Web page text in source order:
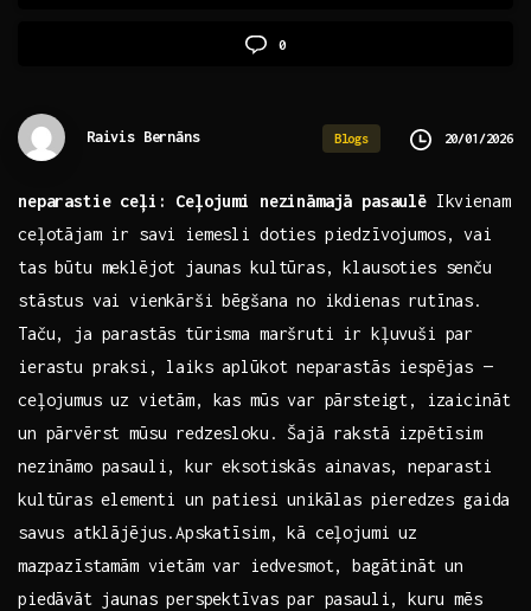
0
Raivis Bernāns Blogs 20/01/2026
neparastie ceļi: Ceļojumi nezināmajā pasaulēIkvienam
ceļotājam ir savi iemesli doties piedzīvojumos, vai
tas būtu meklējot jaunas kultūras, klausoties senču
stāstus‍ vai vienkārši bēgšana no ikdienas rutīnas.
Taču, ja parastās tūrisma maršruti ir kļuvuši par
ierastu ​praksi, laiks aplūkot⁣ neparastās iespējas —
ceļojumus uz vietām, kas mūs var⁤ pārsteigt, izaicināt
un pārvērst mūsu redzesloku.⁣ Šajā rakstā izpētīsim
nezināmo pasauli, ⁤kur eksotiskās ainavas, neparasti
kultūras⁢ elementi un patiesi⁢ unikālas‌ pieredzes gaida
⁢savus atklājējus.Apskatīsim, kā ceļojumi uz
⁣mazpazīstamām vietām ​var iedvesmot, bagātināt un
piedāvāt⁤ jaunas perspektīvas par pasauli, ⁢kuru ⁢mēs